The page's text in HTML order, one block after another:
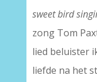
sweet bird
zong Tom
lied beluister
liefde na het